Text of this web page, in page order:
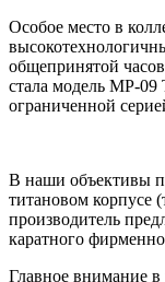
Особое место в
общепринятой
стала модель MP-
ограниченной
В наши объективы
титановом корпусе
производитель
каратного
Главное внимание в